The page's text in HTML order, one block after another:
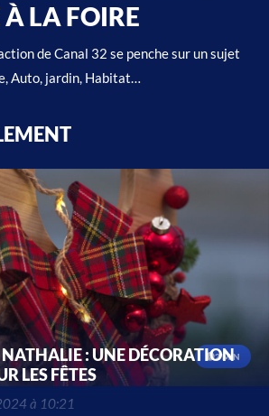
À LA FOIRE
de Canal 32 se penche sur un sujet
Auto, jardin, Habitat…
2 MIN
NATHALIE : UNE DÉCORATION
LES FÊTES
à 10:21